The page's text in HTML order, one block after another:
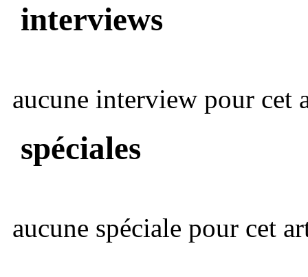
interviews
aucune interview pour cet
spéciales
aucune spéciale pour cet